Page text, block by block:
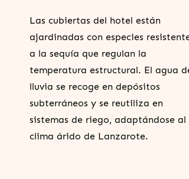
Las cubiertas del hotel están
ajardinadas con especies resistentes
a la sequía que regulan la
temperatura estructural. El agua de
lluvia se recoge en depósitos
subterráneos y se reutiliza en
sistemas de riego, adaptándose al
clima árido de Lanzarote.